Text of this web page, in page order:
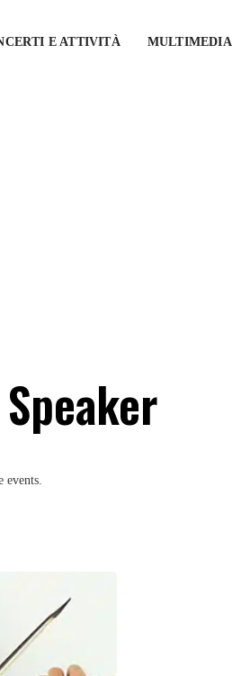
E ATTIVITÀ MULTIMEDIA
events.